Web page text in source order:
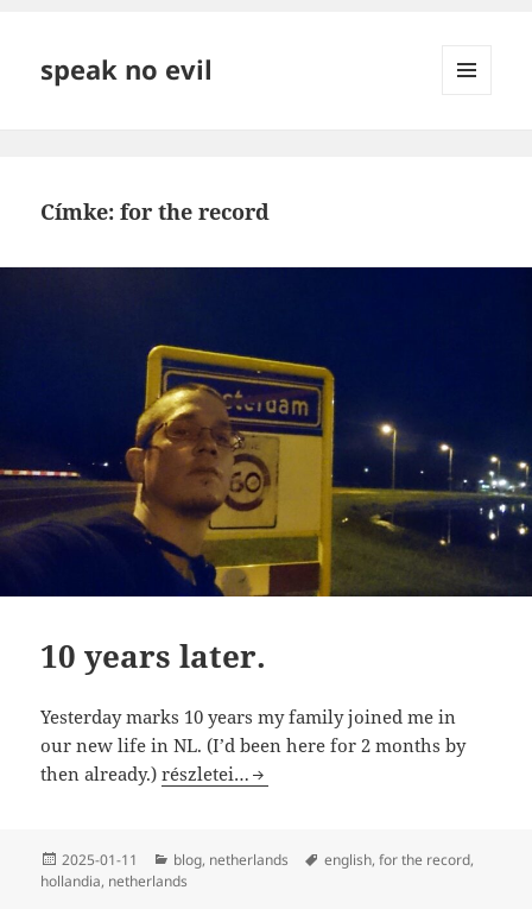
speak no evil
Címke:for the record
10 years later.
Yesterday marks 10 years my family joined me in
our new life in NL. (I’d been here for 2 months by
then already.)10 years later.
részletei…
Közzétéve
2025-01-11 Kategória
blog, netherlands Címke
english,for the record,
hollandia, netherlands